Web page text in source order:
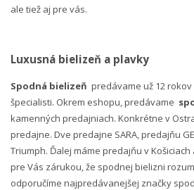
ale tiež aj pre vás.
Luxusná bielizeň a plavky
Spodná bielizeň predávame už 12
špecialisti. Okrem eshopu, predávame
kamenných predajniach. Konkrétne v
predajne. Dve predajne SARA, predajňu
Triumph. Ďalej máme predajňu v Košiciach
pre Vás zárukou, že spodnej bielizni
odporučíme najpredávanejšej značky